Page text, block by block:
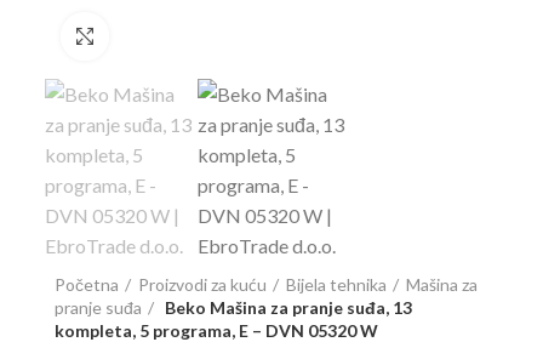
Početna Proizvodi za kuću Bijela tehnika
Mašina za
pranje suđa
Beko Mašina za pranje suđa, 13
kompleta, 5 programa, E – DVN 05320 W